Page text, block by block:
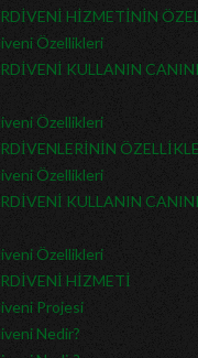
HİZMETİNİN
Özellikleri
KULLANIN
Özellikleri
Özellikleri
KULLANIN
Özellikleri
HİZMETİ
Projesi
Nedir?